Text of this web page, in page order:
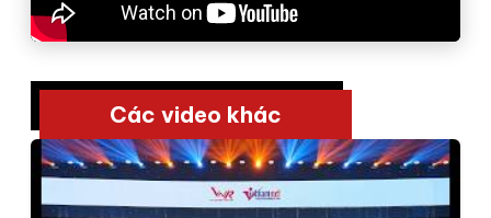
Các video khác